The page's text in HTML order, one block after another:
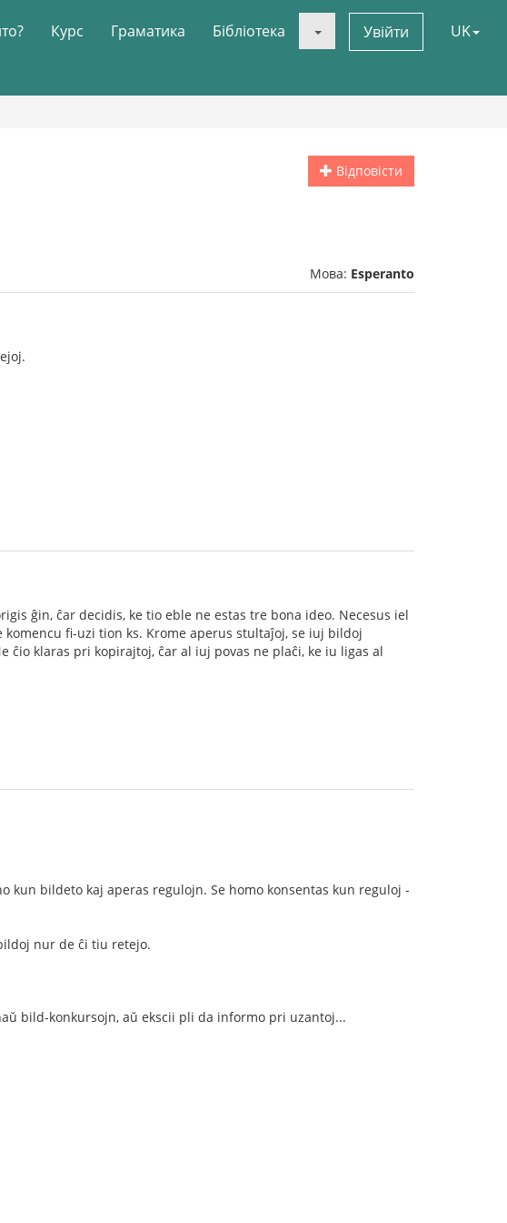
Курс Граматика Бібліотека Увійти UK
Відповісти
Мова: Esperanto
ĝin, ĉar decidis, ke tio eble ne estas tre bona ideo. Necesus iel
fi-uzi tion ks. Krome aperus stultaĵoj, se iuj bildoj
klaras pri kopirajtoj, ĉar al iuj povas ne plaĉi, ke iu ligas al
bildeto kaj aperas regulojn. Se homo konsentas kun reguloj -
nur de ĉi tiu retejo.
bild-konkursojn, aŭ ekscii pli da informo pri uzantoj...